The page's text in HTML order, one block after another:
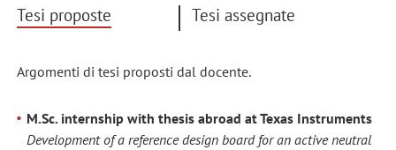
Tesi proposte Tesi assegnate
Argomenti di tesi proposti dal docente.
M.Sc. internship with thesis abroad at Texas Instruments
Development of a reference design board for an active neutral